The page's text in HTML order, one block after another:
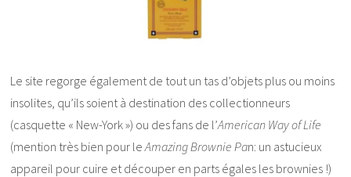
Le site regorge également de tout un tas d’objets plus ou moins
insolites, qu’ils soient à destination des collectionneurs
(casquette « New-York ») ou des fans de l’American Way of Life
(mention très bien pour leAmazing Brownie Pan: un astucieux
appareil pour cuire et découper en parts égales les brownies !)